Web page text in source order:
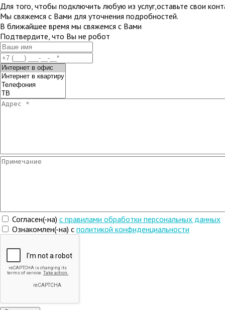
Для того, чтобы подключить любую из услуг,оставьте свои
Мы свяжемся с Вами для уточнения подробностей.
В ближайшее время мы свяжемся с Вами
Подтвердите, что Вы не робот
Согласен(-на) c правилами обработки персональных данных
Ознакомлен(-на) с политикой конфиденциальности